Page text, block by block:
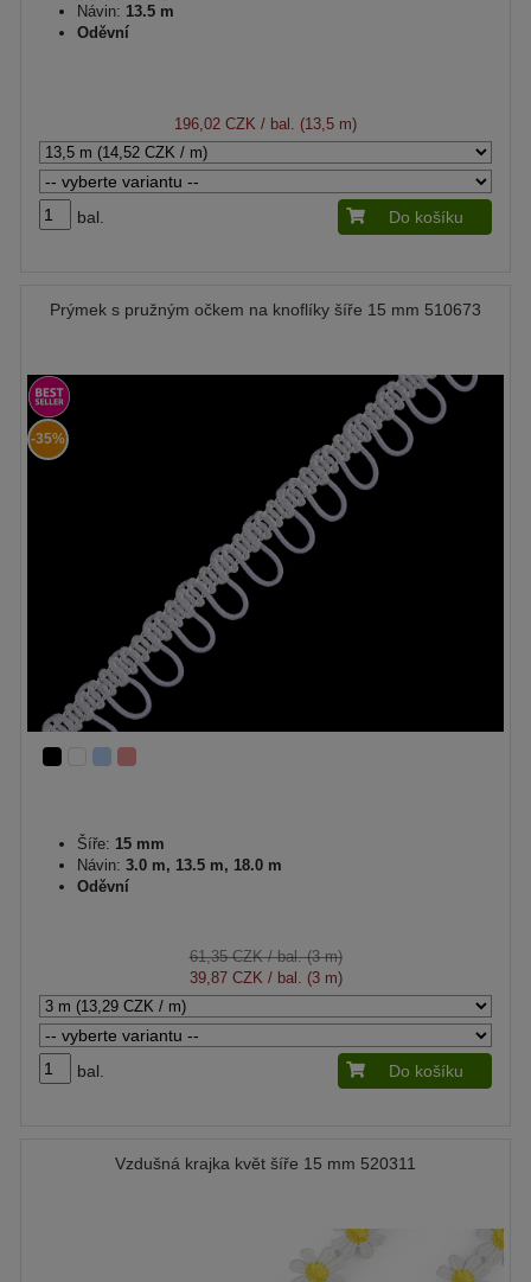
Návin: 13.5 m
Oděvní
196,02 CZK / bal. (13,5 m)
bal. Do košíku
Prýmek s pružným očkem na knoflíky šíře 15 mm 510673
-35%
Šíře: 15 mm
Návin: 3.0 m, 13.5 m, 18.0 m
Oděvní
61,35 CZK/ bal. (3 m)
39,87 CZK / bal. (3 m)
bal. Do košíku
Vzdušná krajka květ šíře 15 mm 520311